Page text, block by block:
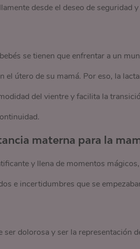
desde el deseo de seguridad
se tienen que enfrentar a un
el útero de su mamá. Por eso, la
del vientre y facilita la
materna para la
y llena de momentos
e incertidumbres que se
ser dolorosa y ser la representación